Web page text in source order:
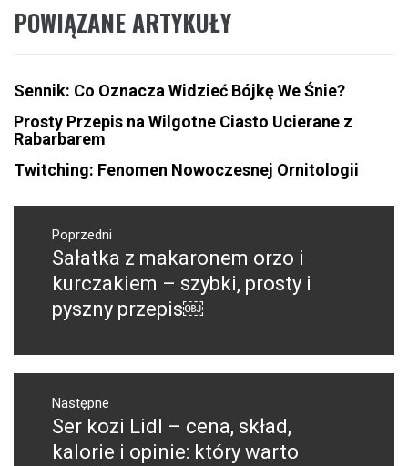
POWIĄZANE ARTYKUŁY
Sennik: Co Oznacza Widzieć Bójkę We Śnie?
Prosty Przepis na Wilgotne Ciasto Ucierane z
Rabarbarem
Twitching: Fenomen Nowoczesnej Ornitologii
Nawigacja
wpisuPoprzedni
Poprzedni
wpis:
Sałatka z makaronem orzo i
kurczakiem – szybki, prosty i
pyszny przepis￼
Następne
Następny
post:
Ser kozi Lidl – cena, skład,
kalorie i opinie: który warto